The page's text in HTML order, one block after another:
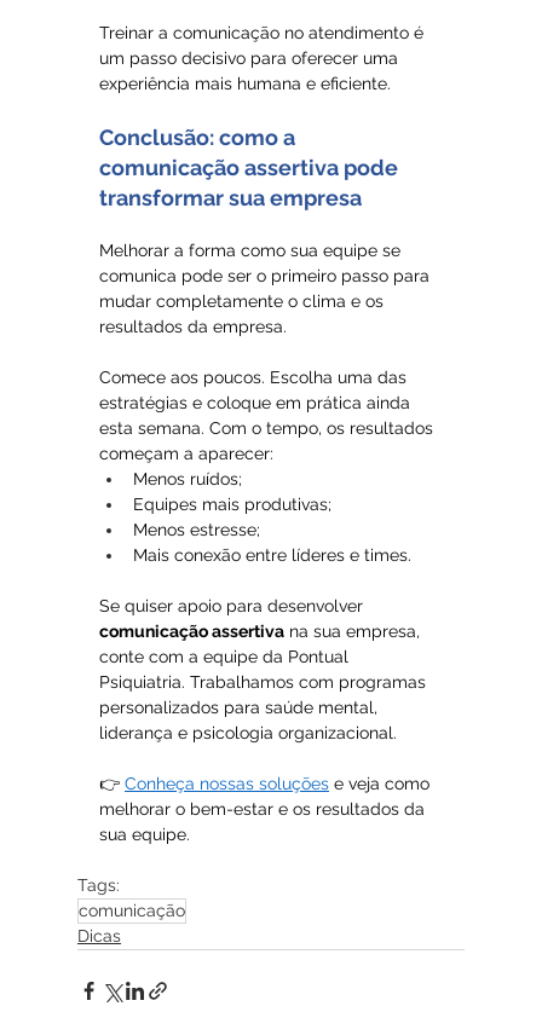
Treinar a comunicação no atendimento é
um passo decisivo para oferecer uma
experiência mais humana e eficiente.
Conclusão: como a
comunicação assertiva pode
transformar sua empresa
Melhorar a forma como sua equipe se
comunica pode ser o primeiro passo para
mudar completamente o clima e os
resultados da empresa.
Comece aos poucos. Escolha uma das
estratégias e coloque em prática ainda
esta semana. Com o tempo, os resultados
começam a aparecer:
Menos ruídos;
Equipes mais produtivas;
Menos estresse;
Mais conexão entre líderes e times.
Se quiser apoio para desenvolver
comunicação assertiva na sua empresa,
conte com a equipe da Pontual
Psiquiatria. Trabalhamos com programas
personalizados para saúde mental,
liderança e psicologia organizacional.
👉 Conheça nossas soluções e veja como
melhorar o bem-estar e os resultados da
sua equipe.
Tags:
comunicação
Dicas